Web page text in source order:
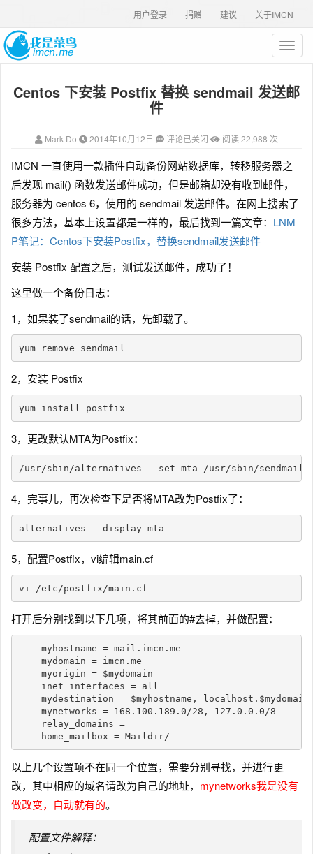
关于IMCN
建议
捐赠
用户登录
T
o
g
l
v
i
g
a
i
Centos 下安装 Postfix 替换 sendmail 发送邮
件
Mark Do 2014年10月12日 评论已关闭 阅读 22,988 次
IMCN 一直使用一款插件自动备份网站数据库，转移服务器之
后发现 mail() 函数发送邮件成功，但是邮箱却没有收到邮件，
服务器为 centos 6，使用的 sendmail 发送邮件。在网上搜索了
很多方法，基本上设置都是一样的，最后找到一篇文章： LNM
P笔记：Centos下安装Postfix，替换sendmail发送邮件
安装 Postfix 配置之后，测试发送邮件，成功了！
这里做一个备份日志：
1，如果装了sendmail的话，先卸载了。
2，安装 Postfix
3，更改默认MTA为Postfix：
4，完事儿，再次检查下是否将MTA改为Postfix了：
5，配置Postfix，vi编辑main.cf
打开后分别找到以下几项，将其前面的#去掉，并做配置：
    myhostname = mail.imcn.me
    mydomain = imcn.me
    myorigin = $mydomain
    inet_interfaces = all
mydestination = $myhostname,
    mynetworks = 168.100.189.0/28, 127.0.0.0/8
    relay_domains =
以上几个设置项不在同一个位置，需要分别寻找，并进行更
改，其中相应的域名请改为自己的地址， mynetworks我是没有
做改变，自动就有的。
配置文件解释：